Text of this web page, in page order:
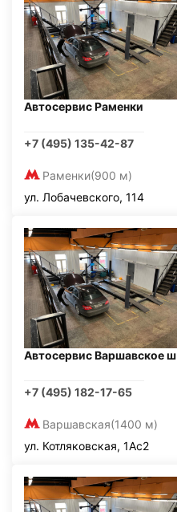
Автосервис Раменки
+7 (495) 135-42-87
Раменки(900 м)
ул. Лобачевского, 114
Автосервис Варшавское ш
+7 (495) 182-17-65
Варшавская(1400 м)
ул. Котляковская, 1Ас2